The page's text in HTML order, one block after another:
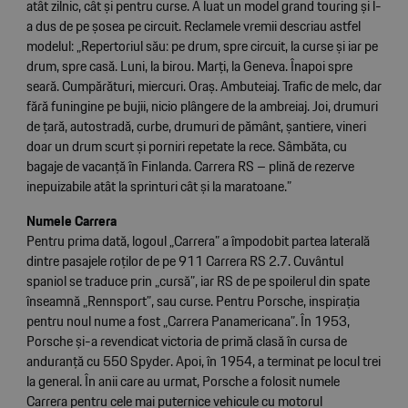
atât zilnic, cât și pentru curse. A luat un model grand touring și l-
a dus de pe șosea pe circuit. Reclamele vremii descriau astfel
modelul: „Repertoriul său: pe drum, spre circuit, la curse și iar pe
drum, spre casă. Luni, la birou. Marți, la Geneva. Înapoi spre
seară. Cumpărături, miercuri. Oraș. Ambuteiaj. Trafic de melc, dar
fără funingine pe bujii, nicio plângere de la ambreiaj. Joi, drumuri
de țară, autostradă, curbe, drumuri de pământ, șantiere, vineri
doar un drum scurt și porniri repetate la rece. Sâmbăta, cu
bagaje de vacanță în Finlanda. Carrera RS – plină de rezerve
inepuizabile atât la sprinturi cât și la maratoane.”
Numele Carrera
Pentru prima dată, logoul „Carrera” a împodobit partea laterală
dintre pasajele roților de pe 911 Carrera RS 2.7. Cuvântul
spaniol se traduce prin „cursă”, iar RS de pe spoilerul din spate
înseamnă „Rennsport”, sau curse. Pentru Porsche, inspirația
pentru noul nume a fost „Carrera Panamericana”. În 1953,
Porsche și-a revendicat victoria de primă clasă în cursa de
anduranță cu 550 Spyder. Apoi, în 1954, a terminat pe locul trei
la general. În anii care au urmat, Porsche a folosit numele
Carrera pentru cele mai puternice vehicule cu motorul